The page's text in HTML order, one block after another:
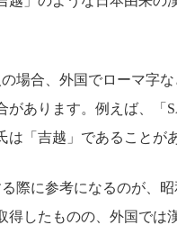
場合、外国でローマ字
があります。例えば、「
は「吉越」であることが
際に参考になるのが、
得したものの、外国で